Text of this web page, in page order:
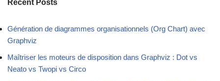
Recent Posts
Génération de diagrammes organisationnels (Org Chart) avec
Graphviz
Maîtriser les moteurs de disposition dans Graphviz : Dot vs
Neato vs Twopi vs Circo